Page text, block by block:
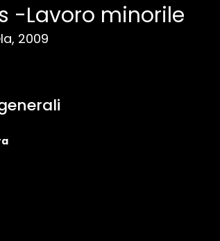
-Lavoro minorile
2009